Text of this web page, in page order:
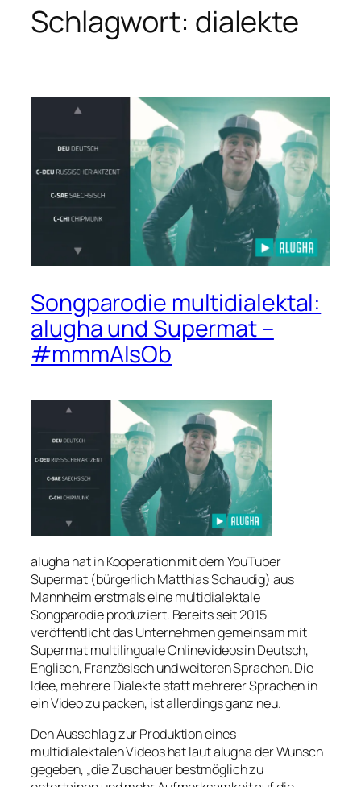
Schlagwort: dialekte
Songparodie multidialektal:
alugha und Supermat –
#mmmAlsOb
alugha hat in Kooperation mit dem YouTuber
Supermat (bürgerlich Matthias Schaudig) aus
Mannheim erstmals eine multidialektale
Songparodie produziert. Bereits seit 2015
veröffentlicht das Unternehmen gemeinsam mit
Supermat multilinguale Onlinevideos in Deutsch,
Englisch, Französisch und weiteren Sprachen. Die
Idee, mehrere Dialekte statt mehrerer Sprachen in
ein Video zu packen, ist allerdings ganz neu.
Den Ausschlag zur Produktion eines
multidialektalen Videos hat laut alugha der Wunsch
gegeben, „die Zuschauer bestmöglich zu